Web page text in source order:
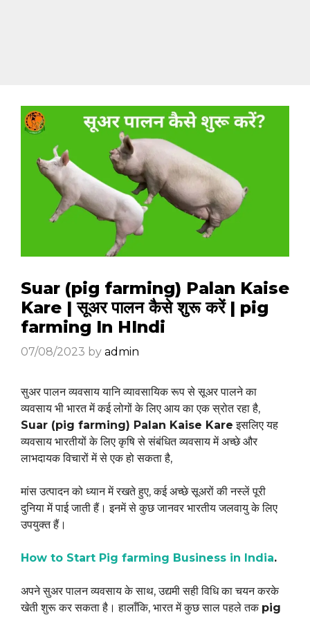
Suar (pig farming) Palan Kaise
Kare | सूअर पालन कैसे शुरू करें | pig
farming In HIndi
07/08/2023 by admin
सुअर पालन व्यवसाय यानि व्यावसायिक रूप से सूअर पालने का
व्यवसाय भी भारत में कई लोगों के लिए आय का एक स्रोत रहा है,
Suar (pig farming) Palan Kaise Kare इसलिए यह
व्यवसाय भारतीयों के लिए कृषि से संबंधित व्यवसाय में अच्छे और
लाभदायक विचारों में से एक हो सकता है,
मांस उत्पादन को ध्यान में रखते हुए, कई अच्छे सूअरों की नस्लें पूरी
दुनिया में पाई जाती हैं। इनमें से कुछ जानवर भारतीय जलवायु के लिए
उपयुक्त हैं।
How to Start Pig farming Business in India.
अपने सुअर पालन व्यवसाय के साथ, उद्यमी सही विधि का चयन करके
खेती शुरू कर सकता है। हालाँकि, भारत में कुछ साल पहले तक pig